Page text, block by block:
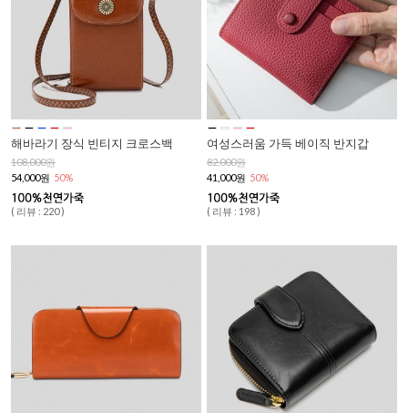
해바라기 장식 빈티지 크로스백
108,000원
54,000원 50%
( 리뷰 : 220 )
여성스러움 가득 베이직 반지갑
82,000원
41,000원 50%
( 리뷰 : 198 )